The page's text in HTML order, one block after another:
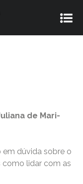
de Mari-
em dúvida sobre o
como lidar com as